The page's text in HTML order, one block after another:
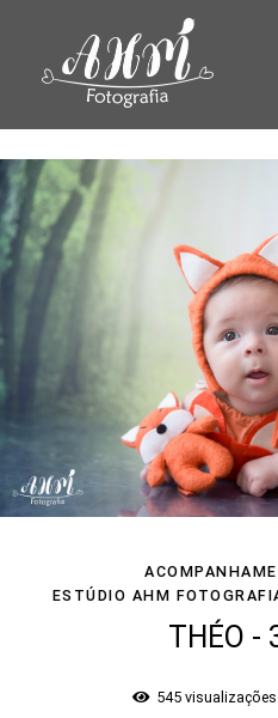
ESTÚDIO AHM
THÉO -
545visualizações